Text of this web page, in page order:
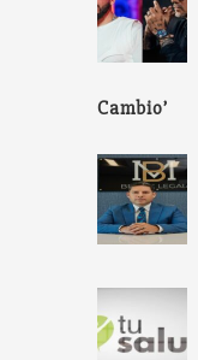
Cambio’